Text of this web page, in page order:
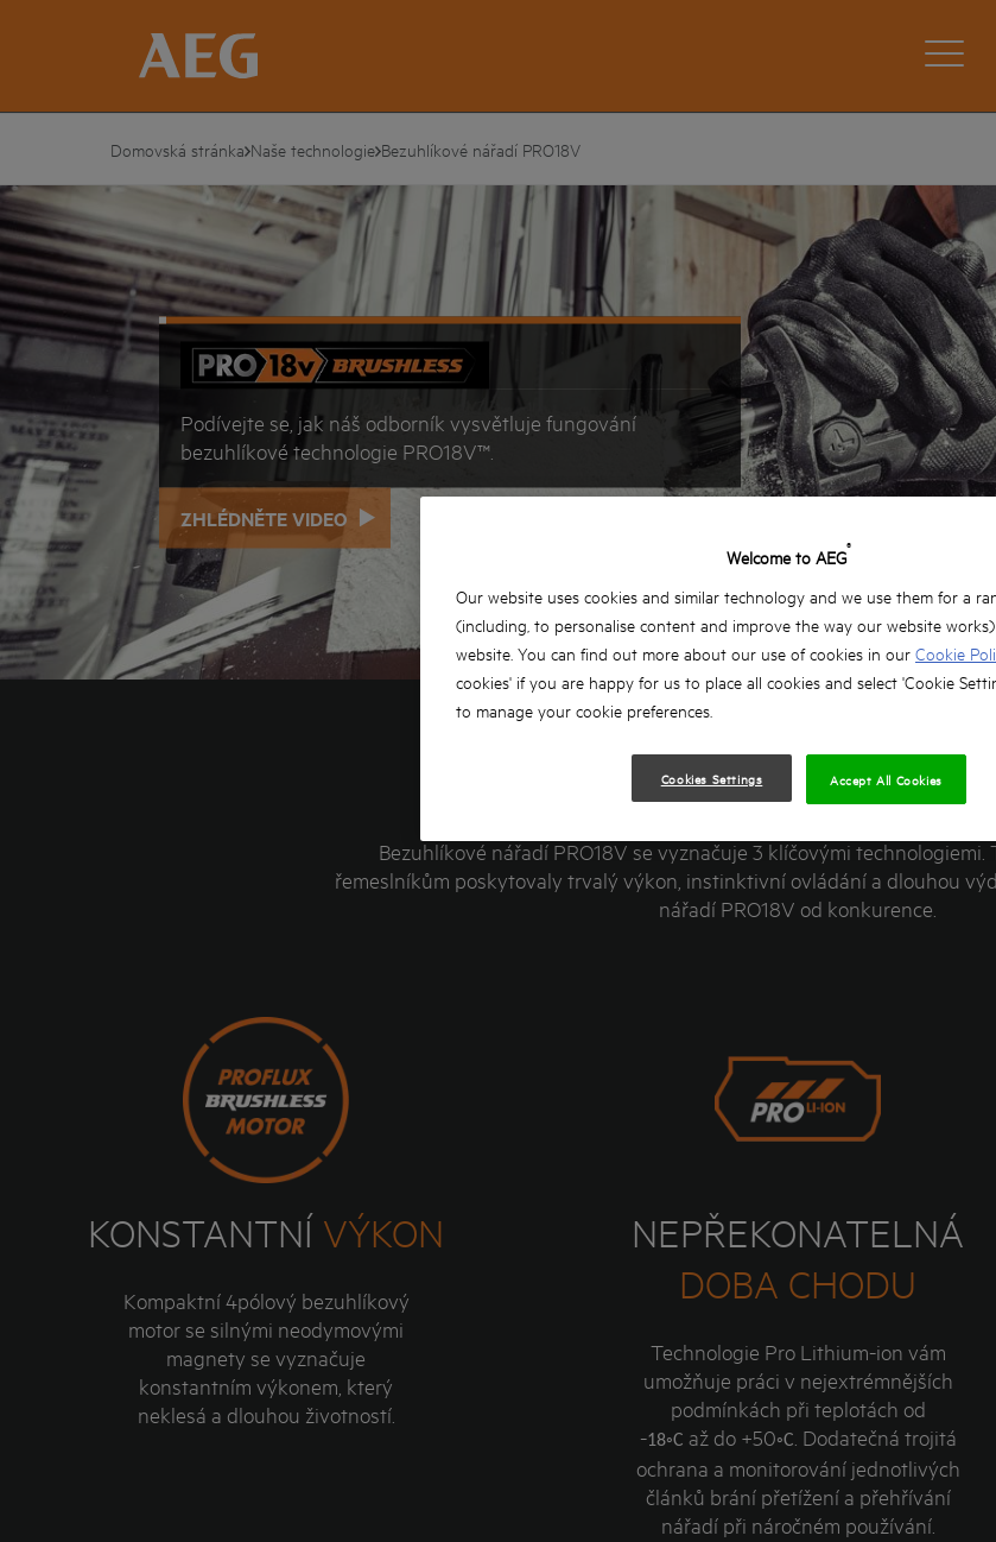
Domovská stránka Naše technologie Bezuhlíkové nářadí PRO18V
Podívejte se, jak náš odborník vysvětluje fungování
bezuhlíkové technologie PRO18V™.
ZHLÉDNĚTE VIDEO
3 ZÁKLADNÍ
Bezuhlíkové nářadí PRO18V se vyznačuje 3 klíčovými
řemeslníkům poskytovaly trvalý výkon, instinktivní ovládání a dlouhou
nářadí PRO18V od konkurence.
KONSTANTNÍ VÝKON
Kompaktní 4pólový bezuhlíkový
motor se silnými neodymovými
magnety se vyznačuje
konstantním výkonem, který
neklesá a dlouhou životností.
NEPŘEKONATELNÁ
DOBA CHODU
Technologie Pro Lithium-ion vám
umožňuje práci v nejextrémnějších
podmínkách při teplotách od
-18◦C až do +50◦C Dodatečná trojitá
ochrana a monitorování jednotlivých
článků brání přetížení a přehřívání
nářadí při náročném používání.
Welcome to AEG®
Our website uses cookies and similar technology and we use them for a
(including, to personalise content and improve the way our website
website. You can find out more about our use of cookies in our Cookie
cookies' if you are happy for us to place all cookies and select 'Cookie
to manage your cookie preferences.
Cookies Settings Accept All Cookies